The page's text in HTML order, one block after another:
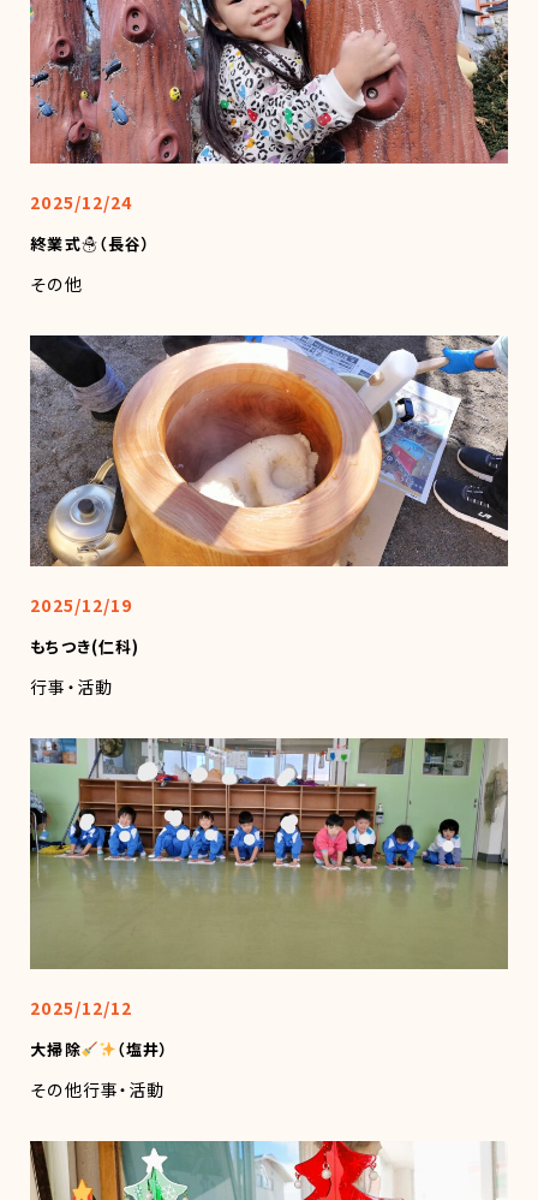
2025/12/24
終業式☃（長谷）
その他
2025/12/19
もちつき(仁科)
行事・活動
2025/12/12
大掃除 （塩井）
その他行事・活動